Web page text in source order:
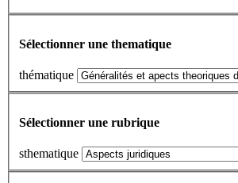
Sélectionner une thematique
thématique
Sélectionner une rubrique
sthematique